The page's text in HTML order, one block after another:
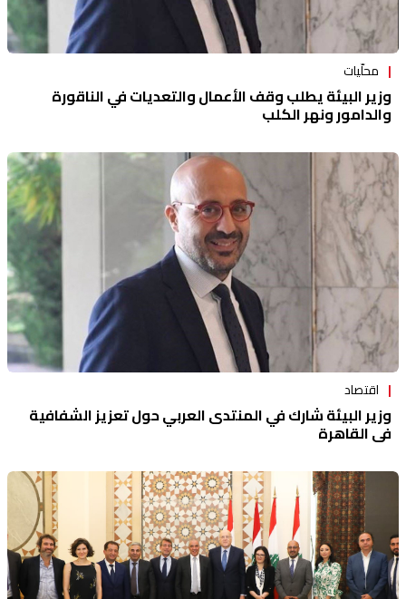
محلّيات
وزير البيئة يطلب وقف الأعمال والتعديات في الناقورة
والدامور ونهر الكلب
اقتصاد
وزير البيئة شارك في المنتدى العربي حول تعزيز الشفافية
في القاهرة